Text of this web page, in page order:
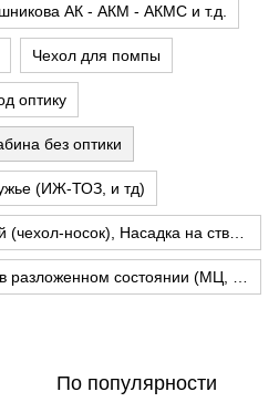
АК - АКМ - АКМС и т.д.
Чехол для помпы
оптику
без оптики
(ИЖ-ТОЗ, и тд)
По популярности